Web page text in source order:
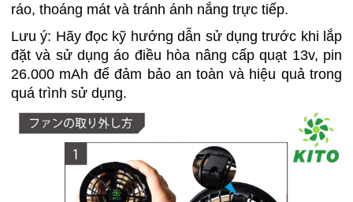
ráo, thoáng mát và tránh ánh nắng trực tiếp.
Lưu ý: Hãy đọc kỹ hướng dẫn sử dụng trước khi lắp
đặt và sử dụng áo điều hòa nâng cấp quạt 13v, pin
26.000 mAh để đảm bảo an toàn và hiệu quả trong
quá trình sử dụng.